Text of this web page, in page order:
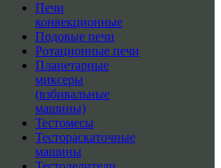
Печи
конвекционные
Подовые печи
Ротационные печи
Планетарные
миксеры
(взбивальные
машины)
Тестомесы
Тестораскаточные
машины